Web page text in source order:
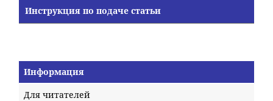
Инструкция по подаче статьи
Информация
Для читателей